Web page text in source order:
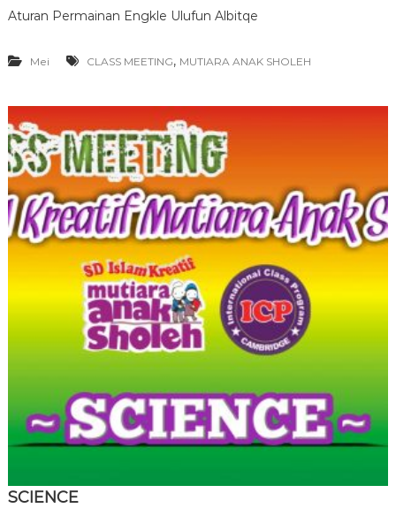
Aturan Permainan Engkle Ulufun Albitqe
Mei CLASS MEETING, MUTIARA ANAK SHOLEH
SCIENCE